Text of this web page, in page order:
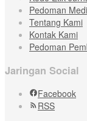
Pedoman
Tentang Kami
Kontak Kami
Pedoman
Jaringan Social
Facebook
RSS